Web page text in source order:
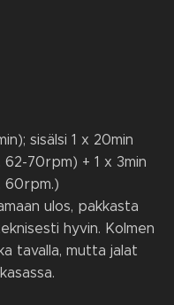
sisälsi 1 x 20min
62-70rpm) + 1 x 3min
60rpm.)
ulos, pakkasta
hyvin. Kolmen
tavalla, mutta jalat